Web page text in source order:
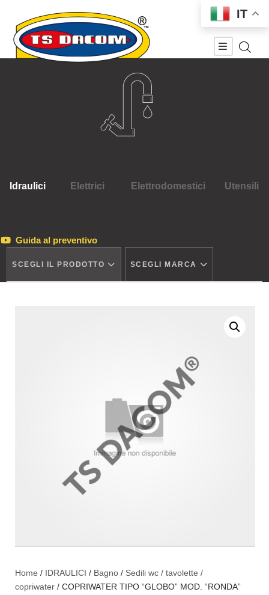
Idraulici Elettrici Elettrodomestici Utensili
Guida al preventivo
SCEGLI IL PRODOTTO SCEGLI MARCA
Home / IDRAULICI / Bagno / Sedili wc / tavolette /
copriwater / COPRIWATER TIPO “GLOBO” MOD. “RONDA”
IT